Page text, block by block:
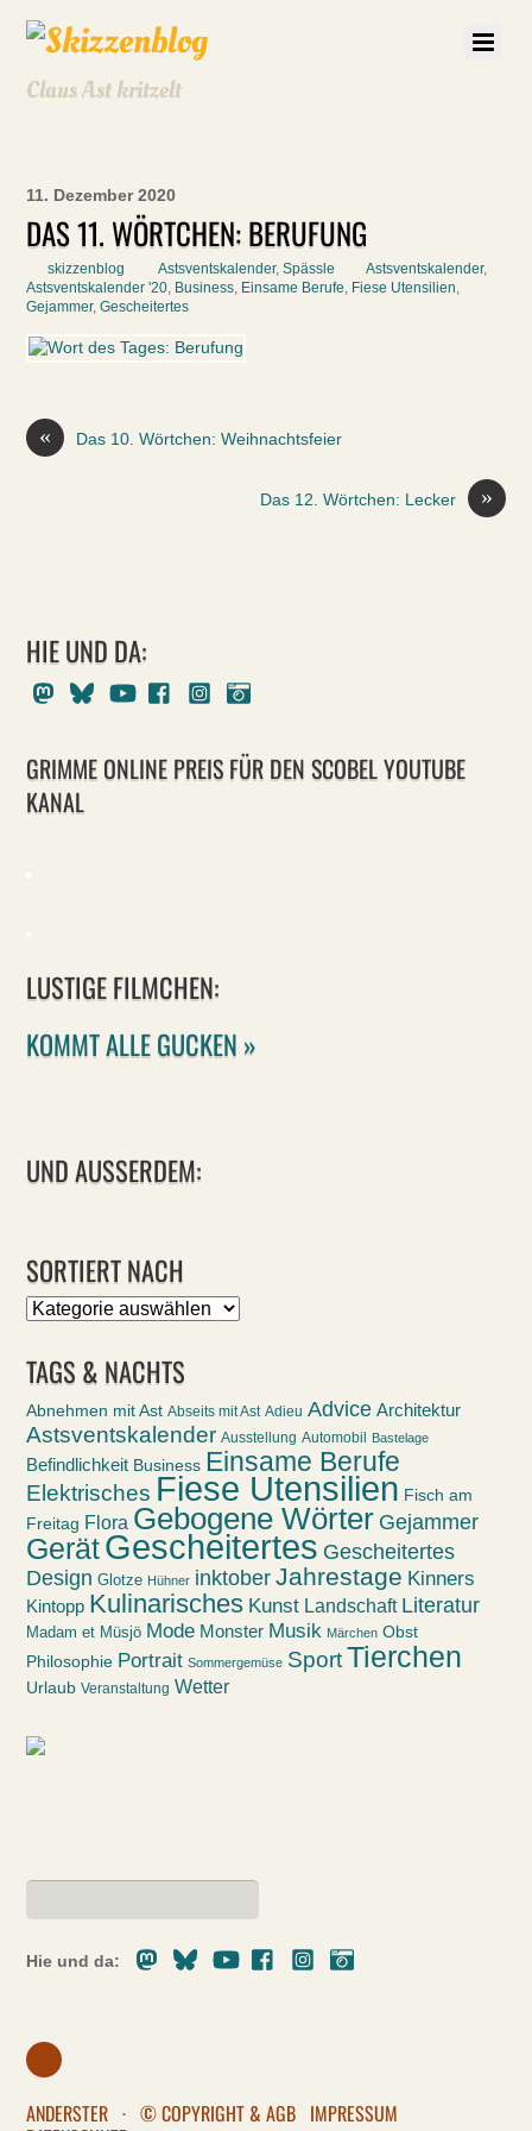
Claus Ast kritzelt
11. Dezember 2020
DAS 11. WÖRTCHEN: BERUFUNG
skizzenblog Astsventskalender,Spässle Astsventskalender,
Astsventskalender '20, Business, Einsame Berufe, Fiese Utensilien,
Gejammer,Gescheitertes
« Das 10. Wörtchen: Weihnachtsfeier
»
Das 12. Wörtchen: Lecker
HIE UND DA:
MastodonBlueskyYoutubeFacebookInstagram
GRIMME ONLINE PREIS FÜR DEN SCOBEL YOUTUBE
KANAL
LUSTIGE FILMCHEN:
KOMMT ALLE GUCKEN »
UND AUSSERDEM:
SORTIERT NACH
Sortiert
TAGS & NACHTS
Abnehmen mit Ast Abseits mit Ast Adieu Advice Architektur
Astsventskalender Ausstellung Automobil Bastelage
Befindlichkeit Business Einsame Berufe
Elektrisches Fiese Utensilien Fisch am
Freitag Flora Gebogene Wörter Gejammer
GerätGescheitertes Gescheitertes
Design Glotze Hühner inktober Jahrestage Kinners
Kintopp Kulinarisches Kunst Landschaft Literatur
Madam et Müsjö Mode Monster Musik Märchen Obst
Philosophie Portrait Sommergemüse SportTierchen
Urlaub Veranstaltung Wetter
Hie und da:
MastodonBlueskyYoutubeFacebookInstagram
ANDERSTER · © COPYRIGHT & AGB IMPRESSUM